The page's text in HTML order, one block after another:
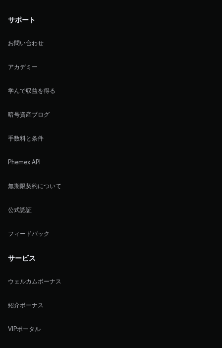
サポート
お問い合わせ
アカデミー
学んで収益を得る
暗号資産ブログ
手数料と条件
Phemex API
無期限契約について
公式認証
フィードバック
サービス
ウェルカムボーナス
紹介ボーナス
VIPポータル